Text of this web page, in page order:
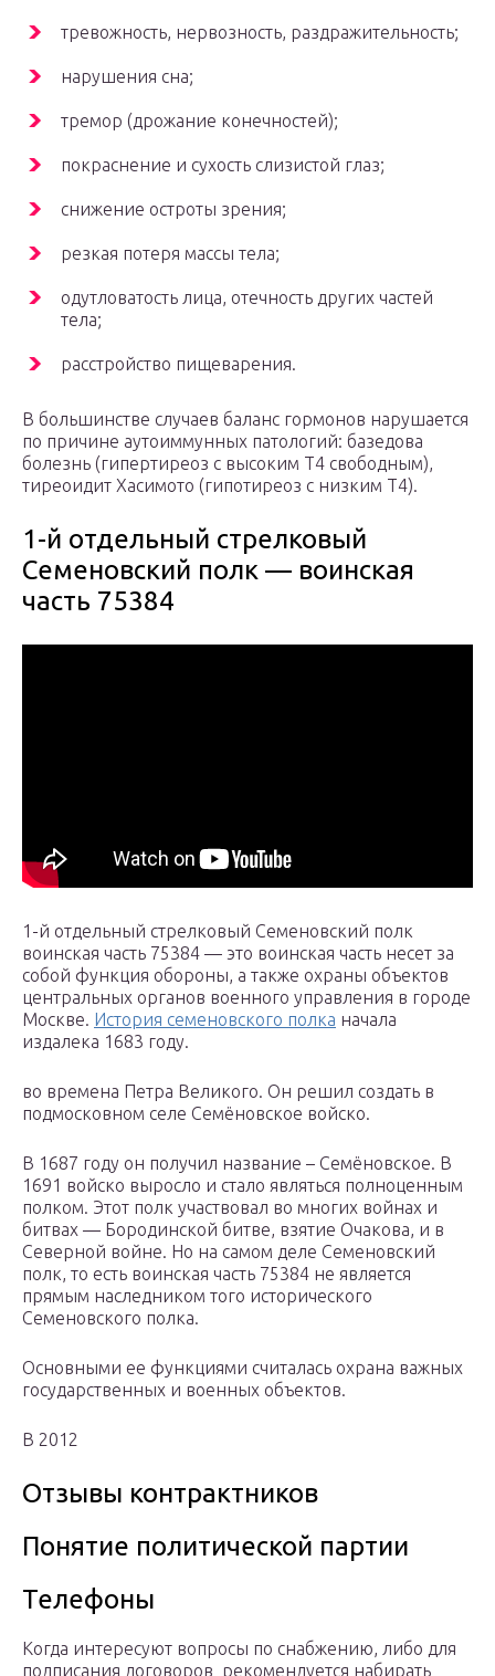
тревожность, нервозность, раздражительность;
нарушения сна;
тремор (дрожание конечностей);
покраснение и сухость слизистой глаз;
снижение остроты зрения;
резкая потеря массы тела;
одутловатость лица, отечность других частей
тела;
расстройство пищеварения.
В большинстве случаев баланс гормонов нарушается
по причине аутоиммунных патологий: базедова
болезнь (гипертиреоз с высоким Т4 свободным),
тиреоидит Хасимото (гипотиреоз с низким Т4).
1-й отдельный стрелковый
Семеновский полк — воинская
часть 75384
1-й отдельный стрелковый Семеновский полк
воинская часть 75384 — это воинская часть несет за
собой функция обороны, а также охраны объектов
центральных органов военного управления в городе
Москве. История семеновского полка начала
издалека 1683 году.
во времена Петра Великого. Он решил создать в
подмосковном селе Семёновское войско.
В 1687 году он получил название – Семёновское. В
1691 войско выросло и стало являться полноценным
полком. Этот полк участвовал во многих войнах и
битвах — Бородинской битве, взятие Очакова, и в
Северной войне. Но на самом деле Семеновский
полк, то есть воинская часть 75384 не является
прямым наследником того исторического
Семеновского полка.
Основными ее функциями считалась охрана важных
государственных и военных объектов.
В 2012
Отзывы контрактников
Понятие политической партии
Телефоны
Когда интересуют вопросы по снабжению, либо для
подписания договоров рекомендуется набирать